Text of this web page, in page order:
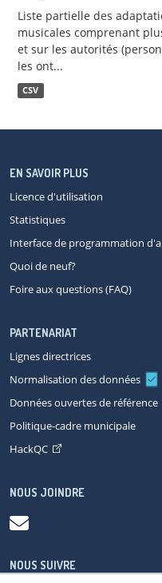
Liste partielle des
musicales comprenant
et sur les autorités
les ont...
CSV
EN SAVOIR PLUS
Licence d'utilisation
Statistiques
Interface de programmation
Quoi de neuf?
Foire aux questions (FAQ)
PARTENARIAT
Lignes directrices
Normalisation des données
Données ouvertes de référence
Politique-cadre municipale
HackQC
NOUS JOINDRE
NOUS SUIVRE